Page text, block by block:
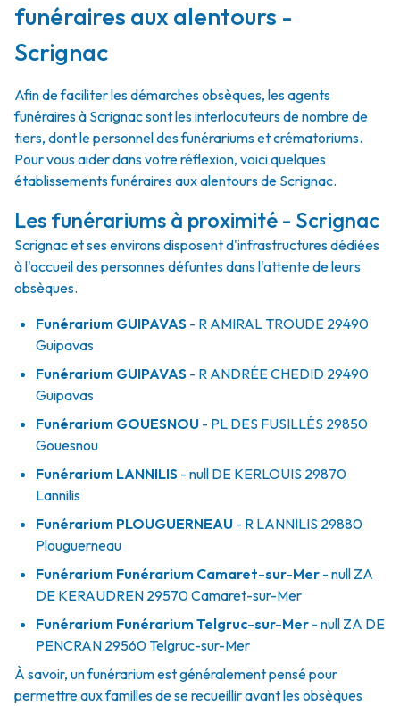
funéraires aux alentours -
Scrignac
Afin de faciliter les démarches obsèques, les agents
funéraires à Scrignac sont les interlocuteurs de nombre de
tiers, dont le personnel des funérariums et crématoriums.
Pour vous aider dans votre réflexion, voici quelques
établissements funéraires aux alentours de Scrignac.
Les funérariums à proximité - Scrignac
Scrignac et ses environs disposent d'infrastructures dédiées
à l'accueil des personnes défuntes dans l'attente de leurs
obsèques.
Funérarium GUIPAVAS - R AMIRAL TROUDE 29490
Guipavas
Funérarium GUIPAVAS - R ANDRÉE CHEDID 29490
Guipavas
Funérarium GOUESNOU - PL DES FUSILLÉS 29850
Gouesnou
Funérarium LANNILIS - null DE KERLOUIS 29870
Lannilis
Funérarium PLOUGUERNEAU - R LANNILIS 29880
Plouguerneau
Funérarium Funérarium Camaret-sur-Mer - null ZA
DE KERAUDREN 29570Camaret-sur-Mer
Funérarium Funérarium Telgruc-sur-Mer - null ZA DE
PENCRAN 29560 Telgruc-sur-Mer
À savoir, un funérarium est généralement pensé pour
permettre aux familles de se recueillir avant les obsèques